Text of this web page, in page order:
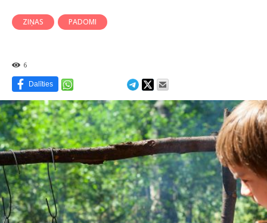
ZIŅAS PADOMI
6
Dalīties